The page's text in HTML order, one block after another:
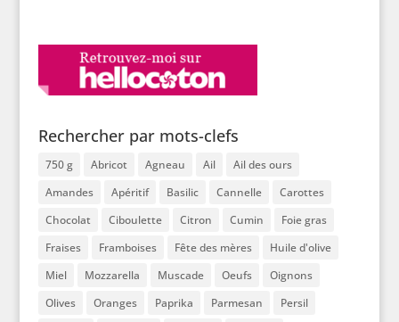
Rechercher par mots-clefs
750 g Abricot Agneau Ail
Ail des ours
Amandes
Apéritif Basilic Cannelle
Carottes
Chocolat
Ciboulette Citron Cumin
Foie gras
Fraises
Framboises Fête des mères
Huile d'olive
Miel
Mozzarella Muscade Oeufs
Oignons
Olives
Oranges Paprika Parmesan
Persil